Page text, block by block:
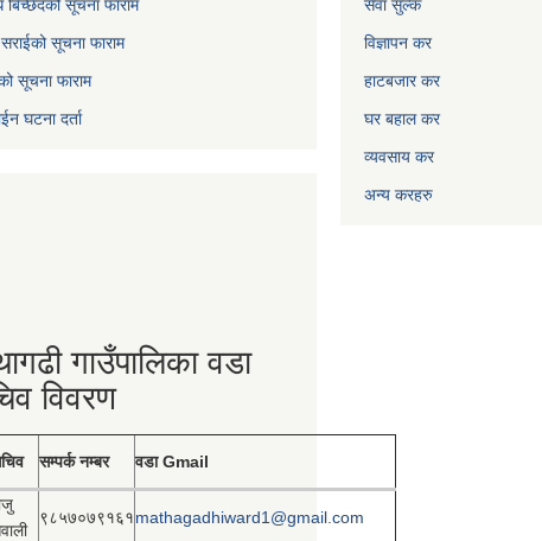
बिच्छेदको सूचना फाराम
सूचना फाराम
सूचना फाराम
घटना दर्ता
गाउँपालिका वडा
विवरण
सम्पर्क नम्बर वडा Gmail
९८५७०७९१६१mathagadhiward1@gmail.com
सेवा सुल्क
विज्ञापन कर
हाटबजार कर
घर बहाल कर
व्यवसाय कर
अन्य करहरु